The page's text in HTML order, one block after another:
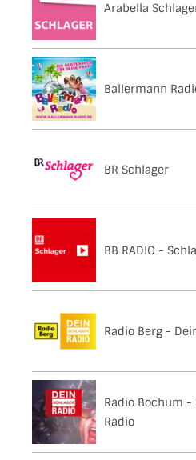
Arabella
Ballermann
BR Schlager
BB RADIO -
Radio Berg -
Radio Bochum -
Radio